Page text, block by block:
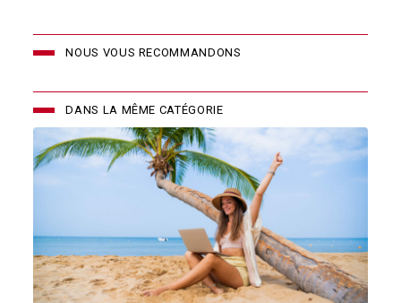
NOUS VOUS RECOMMANDONS
DANS LA MÊME CATÉGORIE